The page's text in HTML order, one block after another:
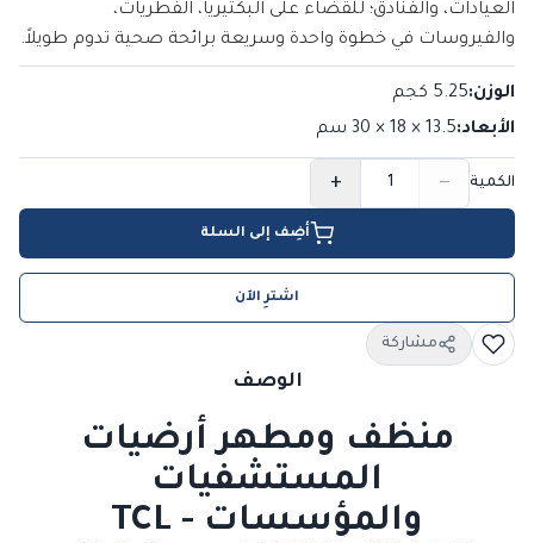
العيادات، والفنادق؛ للقضاء على البكتيريا، الفطريات،
والفيروسات في خطوة واحدة وسريعة برائحة صحية تدوم طويلاً.
الوزن:5.25 كجم
الأبعاد:
13.5 × 18 × 30 سم
الكمية −
+
أضِف إلى السلة
اشترِ الآن
مشاركة
الوصف
منظف ومطهر أرضيات
المستشفيات
والمؤسسات - TCL